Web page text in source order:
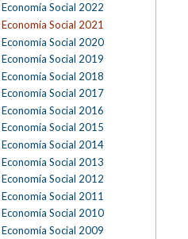
Social 2022
Social 2021
Social 2020
Social 2019
Social 2018
Social 2017
Social 2016
Social 2015
Social 2014
Social 2013
Social 2012
Social 2011
Social 2010
Social 2009